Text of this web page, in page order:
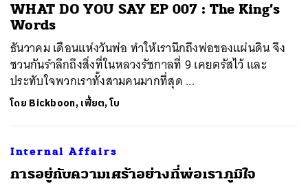
WHAT DO YOU SAY EP 007 : The King’s
Words
ธันวาคม เดือนแห่งวันพ่อ ทำให้เรานึกถึงพ่อของแผ่นดิน จึง
ชวนกันรำลึกถึงสิ่งที่ในหลวงรัชกาลที่ 9 เคยตรัสไว้ และ
ประทับใจพวกเราทั้งสามคนมากที่สุด ...
โดย Bickboon, เฟี้ยต, โบ
Internal Affairs
การอยู่กับความเศร้าอย่างที่พ่อเราภูมิใจ